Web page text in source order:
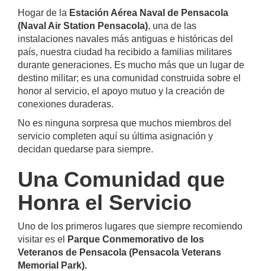
Hogar de la Estación Aérea Naval de Pensacola
(Naval Air Station Pensacola), una de las
instalaciones navales más antiguas e históricas del
país, nuestra ciudad ha recibido a familias militares
durante generaciones. Es mucho más que un lugar de
destino militar; es una comunidad construida sobre el
honor al servicio, el apoyo mutuo y la creación de
conexiones duraderas.
No es ninguna sorpresa que muchos miembros del
servicio completen aquí su última asignación y
decidan quedarse para siempre.
Una Comunidad que
Honra el Servicio
Uno de los primeros lugares que siempre recomiendo
visitar es el
Parque Conmemorativo de los
Veteranos de Pensacola (Pensacola Veterans
Memorial Park).